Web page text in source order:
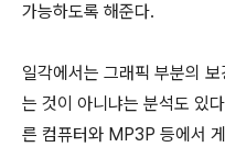
가능하도록 해준다.
일각에서는 그래픽 부분의
는 것이 아니냐는 분석도 있
른 컴퓨터와 MP3P 등에서